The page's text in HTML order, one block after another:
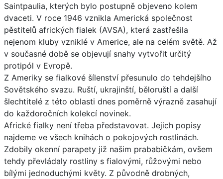
Saintpaulia, kterých bylo postupně objeveno kolem
dvaceti. V roce 1946 vznikla Americká společnost
pěstitelů afrických fialek (AVSA), která zastřešila
nejenom kluby vzniklé v Americe, ale na celém světě. Až
v současné době se objevují snahy vytvořit určitý
protipól v Evropě.
Z Ameriky se fialkové šílenství přesunulo do tehdejšího
Sovětského svazu. Ruští, ukrajinští, běloruští a další
šlechtitelé z této oblasti dnes poměrně výrazně zasahují
do každoročních kolekcí novinek.
Africké fialky není třeba představovat. Jejich popisy
najdeme ve všech knihách o pokojových rostlinách.
Zdobily okenní parapety již našim prababičkám, ovšem
tehdy převládaly rostliny s fialovými, růžovými nebo
bílými jednoduchými květy. Z původně drobných,